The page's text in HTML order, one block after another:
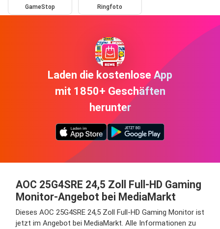
GameStop Ringfoto
Laden die kostenlose App
mit 1850+ Geschäften
herunter
AOC 25G4SRE 24,5 Zoll Full-HD Gaming
Monitor-Angebot bei MediaMarkt
Dieses AOC 25G4SRE 24,5 Zoll Full-HD Gaming Monitor ist
jetzt im Angebot bei MediaMarkt. Alle Informationen zu